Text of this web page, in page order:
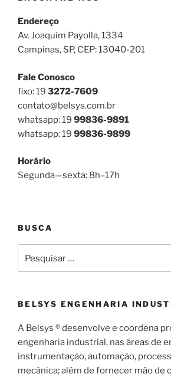
Endereço
Av. Joaquim Payolla, 1334
Campinas, SP, CEP: 13040-201
Fale Conosco
fixo: 19 3272-7609
contato@belsys.com.br
whatsapp: 19 99836-9891
whatsapp: 19 99836-9899
Horário
Segunda—sexta: 8h–17h
BUSCA
por:
BELSYS ENGENHARIA
A Belsys ® desenvolve e coordena
engenharia industrial, nas áreas de
instrumentação, automação,
mecânica; além de fornecer mão de